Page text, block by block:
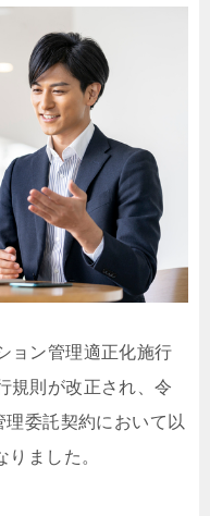
ョン管理適正化施行
規則が改正され、令
委託契約において以
ました。